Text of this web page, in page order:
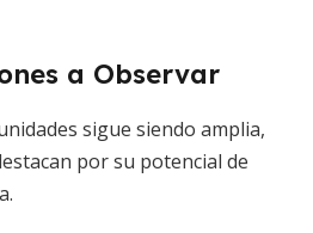
a Observar
sigue siendo amplia,
por su potencial de